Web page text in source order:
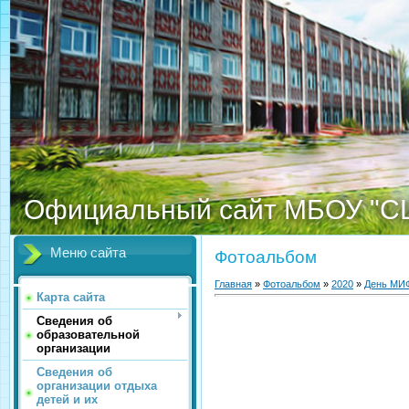
Официальный сайт МБОУ
Меню сайта
Карта сайта
Сведения об
образовательной
организации
Сведения об
организации отдыха
детей и их
Фотоальбом
Главная » Фотоальбом » 2020 » День